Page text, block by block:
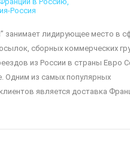
Россия
занимает лидирующее место в
сборных коммерческих
из России в страны Евро
Одним из самых популярных
является доставка